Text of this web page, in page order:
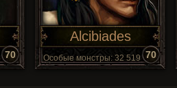
70
Alcibiades
Особые монстры: 32 519 70